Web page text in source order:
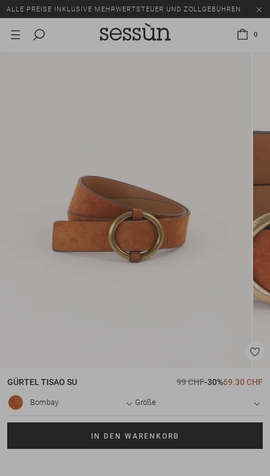
ALLE PREISE INKLUSIVE MEHRWERTSTEUER UND ZOLLGEBÜHREN.
SALE: BIS ZU -50% AUF EINE AUSWAHL AN ARTIKELN.
0
GÜRTELTISAO SU 99 CHF-30%69.30 CHF
Bombay Größe
IN DEN WARENKORB